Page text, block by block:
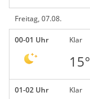
Freitag, 07.08.
00-01 Uhr Klar
15°
01-02 Uhr Klar